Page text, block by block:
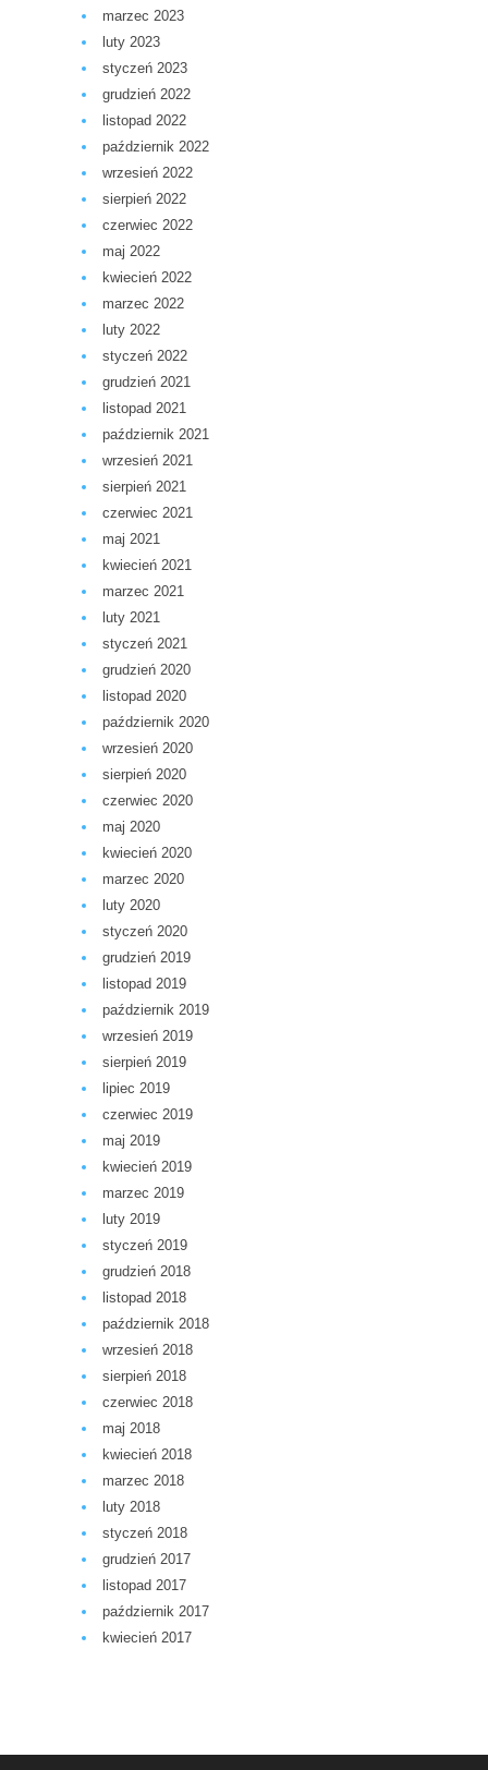
marzec 2023
luty 2023
styczeń 2023
grudzień 2022
listopad 2022
październik 2022
wrzesień 2022
sierpień 2022
czerwiec 2022
maj 2022
kwiecień 2022
marzec 2022
luty 2022
styczeń 2022
grudzień 2021
listopad 2021
październik 2021
wrzesień 2021
sierpień 2021
czerwiec 2021
maj 2021
kwiecień 2021
marzec 2021
luty 2021
styczeń 2021
grudzień 2020
listopad 2020
październik 2020
wrzesień 2020
sierpień 2020
czerwiec 2020
maj 2020
kwiecień 2020
marzec 2020
luty 2020
styczeń 2020
grudzień 2019
listopad 2019
październik 2019
wrzesień 2019
sierpień 2019
lipiec 2019
czerwiec 2019
maj 2019
kwiecień 2019
marzec 2019
luty 2019
styczeń 2019
grudzień 2018
listopad 2018
październik 2018
wrzesień 2018
sierpień 2018
czerwiec 2018
maj 2018
kwiecień 2018
marzec 2018
luty 2018
styczeń 2018
grudzień 2017
listopad 2017
październik 2017
kwiecień 2017